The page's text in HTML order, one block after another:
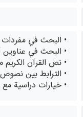
• البحث في
• البحث في
• نص القرآن الكريم
• الترابط بين
• خيارات دراسية مع